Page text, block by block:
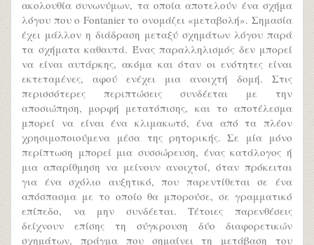
ακολουθία συνωνύμων, τα οποία αποτελούν ένα σχήμα
λόγου που ο Fontanier το ονομάζει «μεταβολή». Σημασία
έχει μάλλον η διάδραση μεταξύ σχημάτων λόγου παρά
τα σχήματα καθαυτά. Ένας παραλληλισμός δεν μπορεί
να είναι αυτάρκης, ακόμα και όταν οι ενότητες είναι
εκτεταμένες, αφού ενέχει μια ανοιχτή δομή. Στις
περισσότερες περιπτώσεις συνδέεται με την
αποσιώπηση, μορφή μετατόπισης, και το αποτέλεσμα
μπορεί να είναι ένα κλιμακωτό, ένα από τα πλέον
χρησιμοποιούμενα μέσα της ρητορικής. Σε μία μόνο
περίπτωση μπορεί μια συσσώρευση, ένας κατάλογος ή
μια απαρίθμηση να μείνουν ανοιχτοί, όταν πρόκειται
για ένα σχόλιο αυξητικό, που παρεντίθεται σε ένα
απόσπασμα με το οποίο θα μπορούσε, σε γραμματικό
επίπεδο, να μην συνδέεται. Τέτοιες παρενθέσεις
δείχνουν επίσης τη σύγκρουση δύο διαφορετικών
σχημάτων, πράγμα που σημαίνει τη μετάβαση του